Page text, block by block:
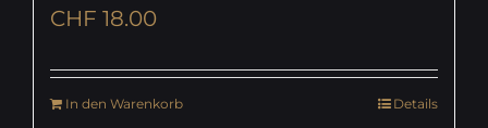
CHF 18.00
In den Warenkorb
Details